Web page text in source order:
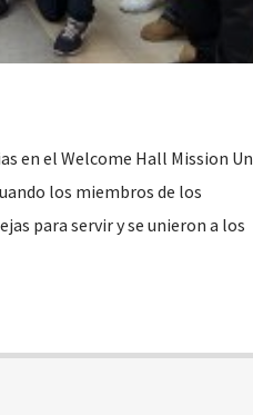
en el Welcome Hall Mission Un
los miembros de los
para servir y se unieron a los